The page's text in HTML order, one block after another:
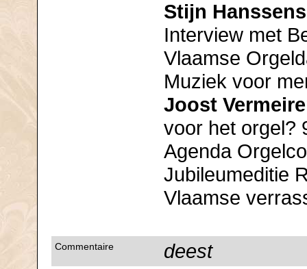
Stijn Hanssens
Interview met
Vlaamse
Muziek voor
Joost
voor het orgel?
Agenda
Jubileumeditie
Vlaamse
Commentaire deest